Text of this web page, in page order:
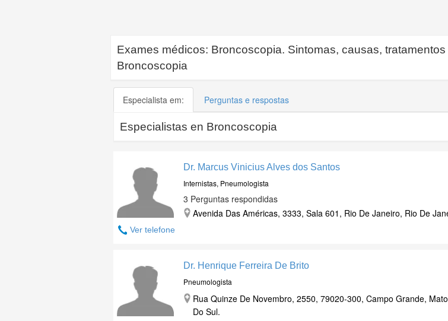
Exames médicos: Broncoscopia. Sintomas, causas, tratamentos
Broncoscopia
Especialista em: Perguntas e respostas
Especialistas en Broncoscopia
Ver telefone
Dr. Marcus Vinicius Alves dos Santos
Internistas, Pneumologista
3 Perguntas respondidas
Avenida Das Américas, 3333, Sala 601, Rio De Janeiro, Rio De
Dr. Henrique Ferreira De Brito
Pneumologista
Rua Quinze De Novembro, 2550, 79020-300, Campo Grande,
Do Sul.